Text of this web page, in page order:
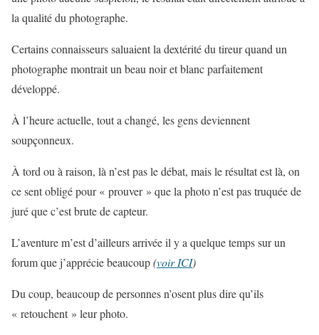
la qualité du photographe.
Certains connaisseurs saluaient la dextérité du tireur quand un
photographe montrait un beau noir et blanc parfaitement
développé.
À l’heure actuelle, tout a changé, les gens deviennent
soupçonneux.
À tord ou à raison, là n’est pas le débat, mais le résultat est là, on
ce sent obligé pour « prouver » que la photo n’est pas truquée de
juré que c’est brute de capteur.
L’aventure m’est d’ailleurs arrivée il y a quelque temps sur un
forum que j’apprécie beaucoup(voir ICI)
Du coup, beaucoup de personnes n’osent plus dire qu’ils
« retouchent » leur photo.